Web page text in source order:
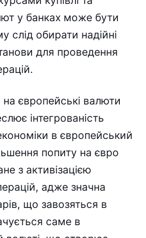
у банках може бути
слід обирати надійні
для проведення
на європейські валюти
інтегрованість
в європейський
попиту на євро
з активізацією
адже значна
що завозяться в
саме в